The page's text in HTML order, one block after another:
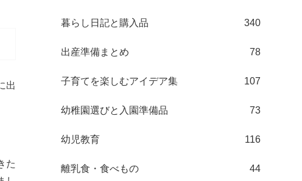
出
た
暮らし日記と購入品 340
出産準備まとめ 78
子育てを楽しむアイデア集 107
幼稚園選びと入園準備品 73
幼児教育 116
離乳食・食べもの 44